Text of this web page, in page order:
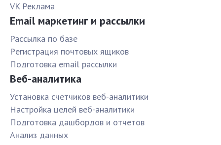
VK Реклама
Email маркетинг и рассылки
Рассылка по базе
Pегистрация почтовых ящиков
Подготовка email рассылки
Веб-аналитика
Установка счетчиков веб-аналитики
Настройка целей веб-аналитики
Подготовка дашбордов и отчетов
Анализ данных